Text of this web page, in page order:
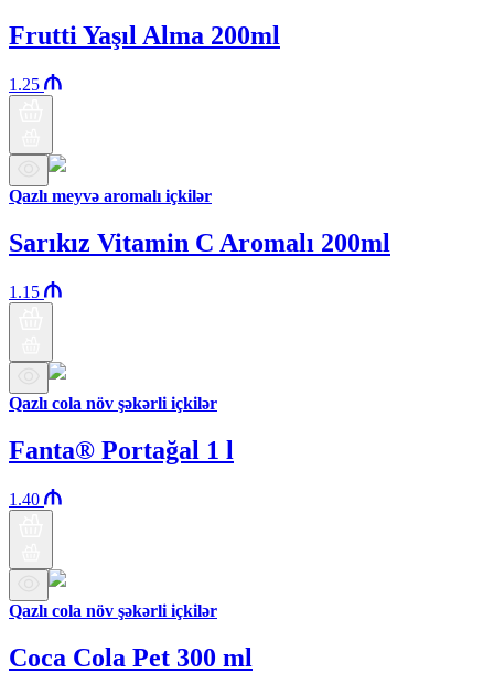
Frutti Yaşıl Alma 200ml
1.25
Qazlı meyvə aromalı içkilər
Sarıkız Vitamin C Aromalı 200ml
1.15
Qazlı cola növ şəkərli içkilər
Fanta® Portağal 1 l
1.40
Qazlı cola növ şəkərli içkilər
Coca Cola Pet 300 ml